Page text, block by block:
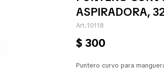
ASPIRADORA,
10118
$ 300
Puntero curvo para